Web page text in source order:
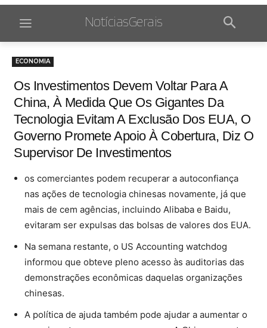
NotíciasGerais
ECONOMIA
Os Investimentos Devem Voltar Para A
China, À Medida Que Os Gigantes Da
Tecnologia Evitam A Exclusão Dos EUA, O
Governo Promete Apoio À Cobertura, Diz O
Supervisor De Investimentos
os comerciantes podem recuperar a autoconfiança
nas ações de tecnologia chinesas novamente, já que
mais de cem agências, incluindo Alibaba e Baidu,
evitaram ser expulsas das bolsas de valores dos EUA.
Na semana restante, o US Accounting watchdog
informou que obteve pleno acesso às auditorias das
demonstrações econômicas daquelas organizações
chinesas.
A política de ajuda também pode ajudar a aumentar o